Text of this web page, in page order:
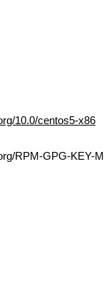
10.0/centos5-x86
RPM-GPG-KEY-